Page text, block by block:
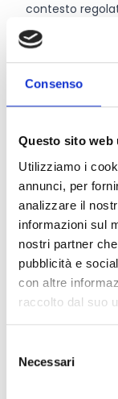
Consenso
Questo sito web
Utilizziamo i
annunci, per
analizzare il
informazioni sul
nostri partner
pubblicità e
con altre
raccolto dal suo
delNecessari
contesto
attività di
competenze
familiarità con i
Conosci
Prova gratis